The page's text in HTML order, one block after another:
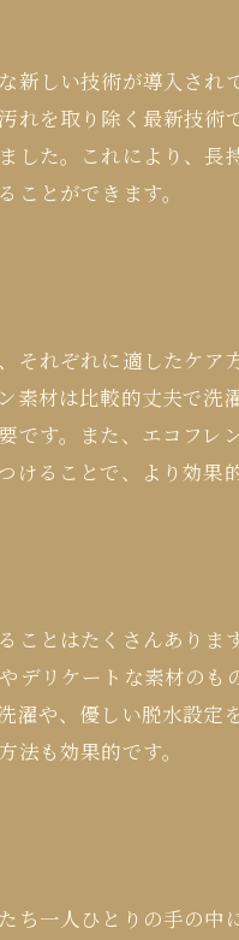
新しい技術が導入さ
れを取り除く最新技
した。これにより、
とができます。
それぞれに適したケ
素材は比較的丈夫で
です。また、エコフ
ることで、より効果
ことはたくさんあり
デリケートな素材の
濯や、優しい脱水設
法も効果的です。
ち一人ひとりの手の